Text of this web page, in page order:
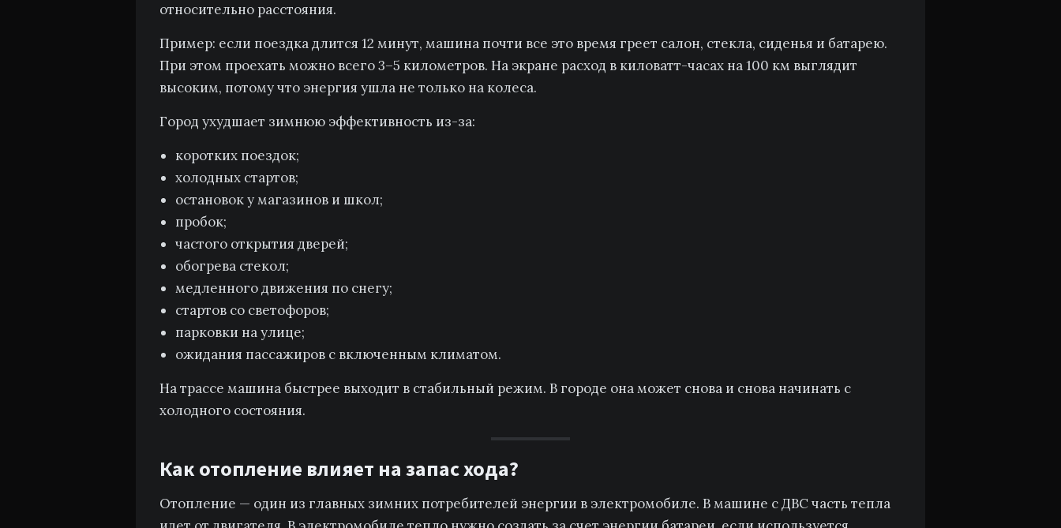
относительно расстояния.
Пример: если поездка длится 12 минут, машина почти все это время греет салон, стекла, сиденья и батарею.
При этом проехать можно всего 3–5 километров. На экране расход в киловатт-часах на 100 км выглядит
высоким, потому что энергия ушла не только на колеса.
Город ухудшает зимнюю эффективность из-за:
коротких поездок;
холодных стартов;
остановок у магазинов и школ;
пробок;
частого открытия дверей;
обогрева стекол;
медленного движения по снегу;
стартов со светофоров;
парковки на улице;
ожидания пассажиров с включенным климатом.
На трассе машина быстрее выходит в стабильный режим. В городе она может снова и снова начинать с
холодного состояния.
Как отопление влияет на запас хода?
Отопление — один из главных зимних потребителей энергии в электромобиле. В машине с ДВС часть тепла